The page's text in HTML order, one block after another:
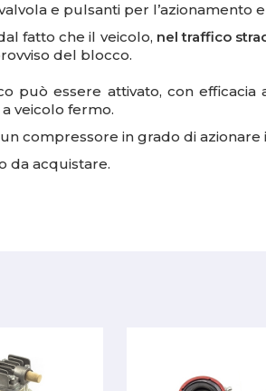
e pulsanti per l’azionamento
fatto che il veicolo, nel traffico
del blocco.
può essere attivato, con
veicolo fermo.
compressore in grado di azionare
da acquistare.